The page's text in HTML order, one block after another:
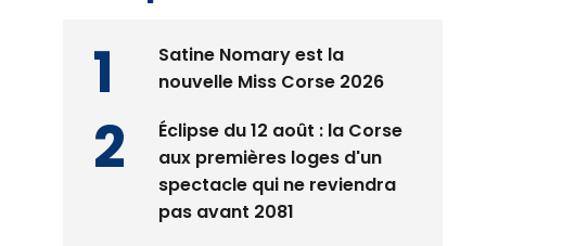
Satine Nomary est la
nouvelle Miss Corse 2026
Éclipse du 12 août : la Corse
aux premières loges d'un
spectacle qui ne reviendra
pas avant 2081